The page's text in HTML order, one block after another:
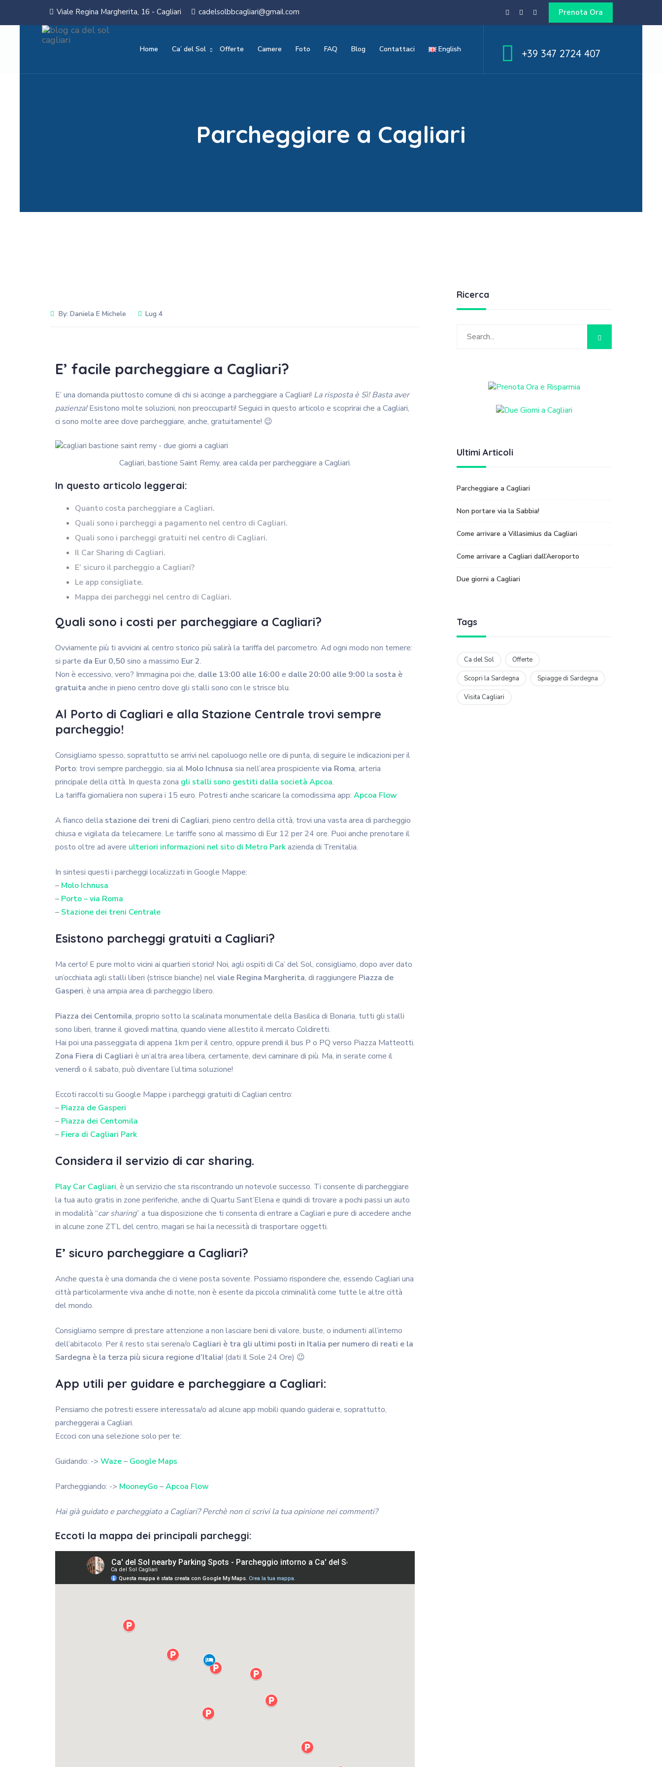
Viale Regina Margherita, 16 - Cagliari cadelsolbbcagliari@gmail.com Prenota Ora
Home Ca’ del Sol Offerte Camere Foto FAQ Blog Contattaci English +39 347 2724 407
Parcheggiare a Cagliari
By: Daniela E Michele Lug 4
E’ facile parcheggiare a Cagliari?
E’ una domanda piuttosto comune di chi si accinge a parcheggiare a Cagliari! La risposta è Sì! Basta aver
pazienza!Esistono molte soluzioni, non preoccuparti! Seguici in questo articolo e scoprirai che a Cagliari,
ci sono molte aree dove parcheggiare, anche, gratuitamente! 😉
Cagliari, bastione Saint Remy, area calda per parcheggiare a Cagliari.
In questo articolo leggerai:
Quanto costa parcheggiare a Cagliari.
Quali sono i parcheggi a pagamento nel centro di Cagliari.
Quali sono i parcheggi gratuiti nel centro di Cagliari.
Il Car Sharing di Cagliari.
E’ sicuro il parcheggio a Cagliari?
Le app consigliate.
Mappa dei parcheggi nel centro di Cagliari.
Quali sono i costi per parcheggiare a Cagliari?
Ovviamente più ti avvicini al centro storico più salirà la tariffa del parcometro. Ad ogni modo non temere:
si parte da Eur 0,50 sino a massimo Eur 2.
Non è eccessivo, vero? Immagina poi che, dalle 13:00 alle 16:00 e dalle 20:00 alle 9:00 la sosta è
gratuita anche in pieno centro dove gli stalli sono con le strisce blu.
Al Porto di Cagliari e alla Stazione Centrale trovi sempre
parcheggio!
Consigliamo spesso, soprattutto se arrivi nel capoluogo nelle ore di punta, di seguire le indicazioni per il
Porto: trovi sempre parcheggio, sia al Molo Ichnusa sia nell’area prospiciente via Roma, arteria
principale della città. In questa zona gli stalli sono gestiti dalla società Apcoa.
La tariffa giornaliera non supera i 15 euro. Potresti anche scaricare la comodissima app: Apcoa Flow
A fianco della stazione dei treni di Cagliari, pieno centro della città, trovi una vasta area di parcheggio
chiusa e vigilata da telecamere. Le tariffe sono al massimo di Eur 12 per 24 ore. Puoi anche prenotare il
posto oltre ad avere ulteriori informazioni nel sito di Metro Parkazienda di Trenitalia.
In sintesi questi i parcheggi localizzati in Google Mappe:
– Molo Ichnusa
– Porto – via Roma
– Stazione dei treni Centrale
Esistono parcheggi gratuiti a Cagliari?
Ma certo! E pure molto vicini ai quartieri storici! Noi, agli ospiti di Ca’ del Sol, consigliamo, dopo aver dato
un’occhiata agli stalli liberi (strisce bianche) nelviale Regina Margherita, di raggiungere Piazza de
Gasperi, è una ampia area di parcheggio libero.
Piazza dei Centomila, proprio sotto la scalinata monumentale della Basilica di Bonaria, tutti gli stalli
sono liberi, tranne il giovedì mattina, quando viene allestito il mercato Coldiretti.
Hai poi una passeggiata di appena 1km per il centro, oppure prendi il bus P o PQ verso Piazza Matteotti.
Zona Fiera di Cagliari è un’altra area libera, certamente, devi caminare di più. Ma, in serate come il
venerdì o il sabato, può diventare l’ultima soluzione!
Eccoti raccolti su Google Mappe i parcheggi gratuiti di Cagliari centro:
– Piazza de Gasperi
– Piazza dei Centomila
– Fiera di Cagliari Park
Considera il servizio di car sharing.
Play Car Cagliari, è un servizio che sta riscontrando un notevole successo. Ti consente di parcheggiare
la tua auto gratis in zone periferiche, anche di Quartu Sant’Elena e quindi di trovare a pochi passi un auto
in modalità “car sharing” a tua disposizione che ti consenta di entrare a Cagliari e pure di accedere anche
in alcune zone ZTL del centro, magari se hai la necessità di trasportare oggetti.
E’ sicuro parcheggiare a Cagliari?
Anche questa è una domanda che ci viene posta sovente. Possiamo rispondere che, essendo Cagliari una
città particolarmente viva anche di notte, non è esente da piccola criminalità come tutte le altre città
del mondo.
Consigliamo sempre di prestare attenzione a non lasciare beni di valore, buste, o indumenti all’interno
dell’abitacolo. Per il resto stai serena/o Cagliari è tra gli ultimi posti in Italia per numero di reati e la
Sardegna è la terza più sicura regione d’Italia! (dati Il Sole 24 Ore) 😉
App utili per guidare e parcheggiare a Cagliari:
Pensiamo che potresti essere interessata/o ad alcune app mobili quando guiderai e, soprattutto,
parcheggerai a Cagliari.
Eccoci con una selezione solo per te:
Guidando: -> Waze– Google Maps
Parcheggiando: -> MooneyGo–Apcoa Flow
Hai già guidato e parcheggiato a Cagliari? Perchè non ci scrivi la tua opinione nei commenti?
Eccoti la mappa dei principali parcheggi:
Ricerca
Ultimi Articoli
Parcheggiare a Cagliari
Non portare via la Sabbia!
Come arrivare a Villasimius da Cagliari
Come arrivare a Cagliari dall’Aeroporto
Due giorni a Cagliari
Tags
Ca del Sol Offerte
Scopri la Sardegna Spiagge di Sardegna
Visita Cagliari